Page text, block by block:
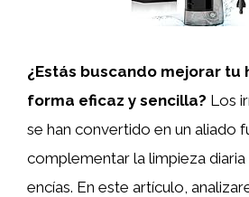
¿Estás buscando mejorar tu
forma eficaz y sencilla? Los
se han convertido en un aliado
complementar la limpieza
encías. En este artículo,